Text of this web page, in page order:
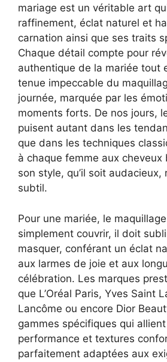
mariage est un véritable art
raffinement, éclat naturel et
carnation ainsi que ses traits
Chaque détail compte pour
authentique de la mariée tout
tenue impeccable du
journée, marquée par les
moments forts. De nos jours,
puisent autant dans les
que dans les techniques
à chaque femme aux
son style, qu’il soit audacieux,
subtil.
Pour une mariée, le
simplement couvrir, il doit
masquer, conférant un éclat
aux larmes de joie et aux
célébration. Les marques
que L’Oréal Paris, Yves Saint
Lancôme ou encore Dior
gammes spécifiques qui
performance et textures
parfaitement adaptées aux